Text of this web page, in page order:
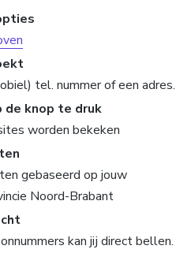
tel. nummer of een adres.
de knop te druk
worden bekeken
gebaseerd op jouw
Noord-Brabant
kan jij direct bellen.